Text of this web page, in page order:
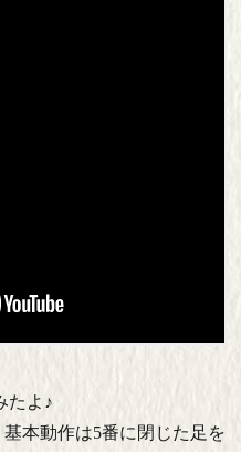
たよ♪
本動作は5番に閉じた足を